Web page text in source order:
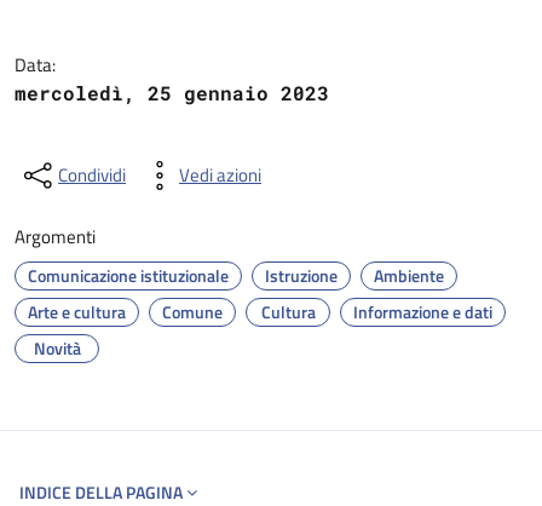
Data:
mercoledì, 25 gennaio 2023
Condividi Vedi azioni
Argomenti
Comunicazione istituzionale Istruzione
Ambiente
Arte e cultura
Comune Cultura
Informazione e dati
Novità
INDICE DELLA PAGINA